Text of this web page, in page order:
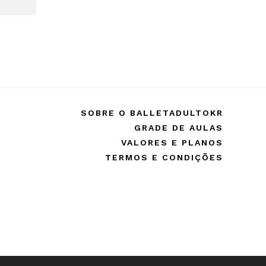
SOBRE O BALLETADULTOKR
GRADE DE AULAS
VALORES E PLANOS
TERMOS E CONDIÇÕES